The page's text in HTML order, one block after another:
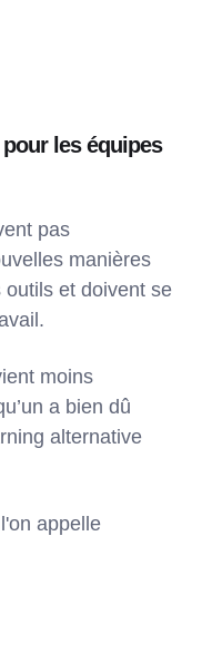
les équipes
pas
manières
outils et doivent se
moins
a bien dû
alternative
appelle